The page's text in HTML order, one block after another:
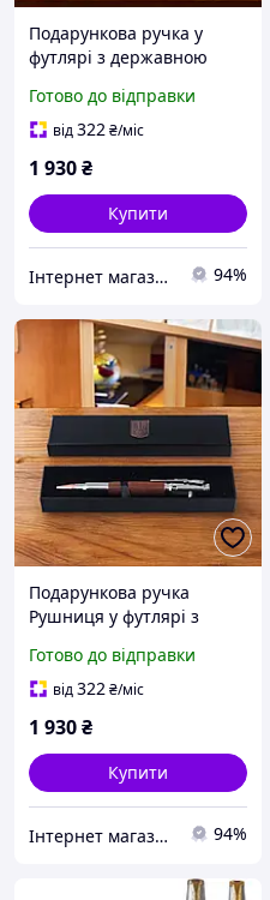
Подарункова ручка у
футлярі з державною
безпеки України" TENSO
Готово до відправки
від322₴/міс
1 930₴
Купити
Інтернет магазин birca.com.ua 94%
Подарункова ручка
Рушниця у футлярі з
TENSO
Готово до відправки
від322₴/міс
1 930₴
Купити
Інтернет магазин birca.com.ua 94%